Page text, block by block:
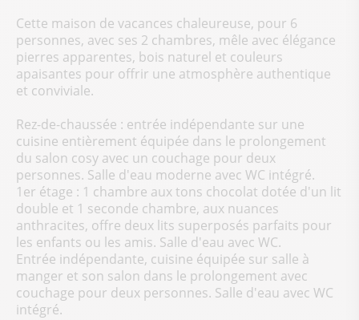
Cette maison de vacances chaleureuse, pour 6
personnes, avec ses 2 chambres, mêle avec élégance
pierres apparentes, bois naturel et couleurs
apaisantes pour offrir une atmosphère authentique
et conviviale.
Rez-de-chaussée : entrée indépendante sur une
cuisine entièrement équipée dans le prolongement
du salon cosy avec un couchage pour deux
personnes. Salle d'eau moderne avec WC intégré.
1er étage : 1 chambre aux tons chocolat dotée d'un lit
double et 1 seconde chambre, aux nuances
anthracites, offre deux lits superposés parfaits pour
les enfants ou les amis. Salle d'eau avec WC.
Entrée indépendante, cuisine équipée sur salle à
manger et son salon dans le prolongement avec
couchage pour deux personnes. Salle d'eau avec WC
intégré.